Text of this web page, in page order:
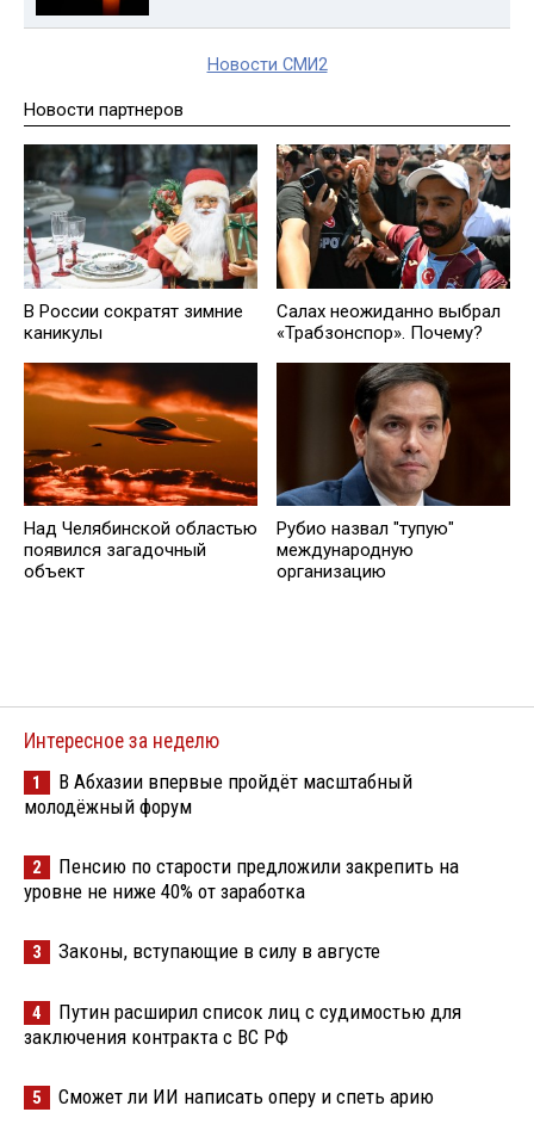
Новости СМИ2
Новости партнеров
В России сократят зимние
каникулы
Салах неожиданно выбрал
«Трабзонспор». Почему?
Над Челябинской областью
появился загадочный
объект
Рубио назвал "тупую"
международную
организацию
Интересное за неделю
1
В Абхазии впервые пройдёт масштабный
молодёжный форум
2
Пенсию по старости предложили закрепить на
уровне не ниже 40% от заработка
3 Законы, вступающие в силу в августе
4
Путин расширил список лиц с судимостью для
заключения контракта с ВС РФ
5 Сможет ли ИИ написать оперу и спеть арию